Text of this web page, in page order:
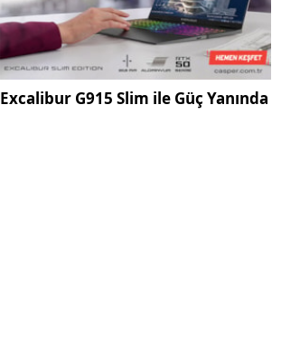
Excalibur G915 Slim ile Güç Yanında